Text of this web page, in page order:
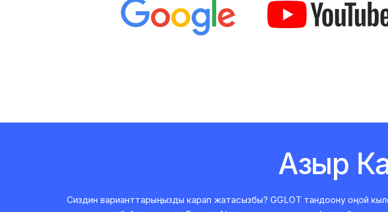
Азыр
Сиздин варианттарыңызды карап жатасызбы? GGLOT тандоону оңой